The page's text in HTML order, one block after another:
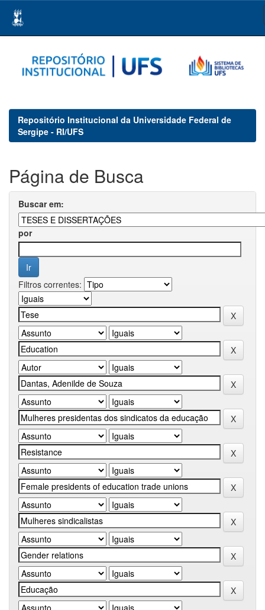
navigation
Repositório Institucional da Universidade Federal de
Sergipe - RI/UFS
Página de Busca
Buscar em:
por
Filtros correntes: